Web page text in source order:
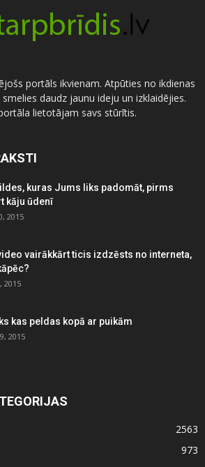
portāls ikvienam. Atpūties no ikdienas
daudz jaunu ideju un izklaidējies.
lietotājam savs stūrītis.
kuras Jums liks padomāt, pirms
kāju ūdenī
2015
vairākkārt ticis izdzēsts no interneta,
2015
kas peldas kopā ar puikām
2015
2563
973